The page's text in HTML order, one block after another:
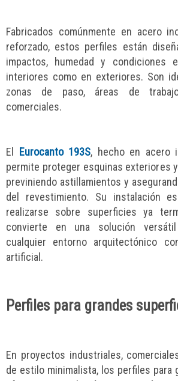
Fabricados comúnmente en acero
reforzado, estos perfiles están
impactos, humedad y condiciones
interiores como en exteriores. Son
zonas de paso, áreas de
comerciales.
El Eurocanto 193S, hecho en acero
permite proteger esquinas exteriores
previniendo astillamientos y
del revestimiento. Su instalación
realizarse sobre superficies ya
convierte en una solución
cualquier entorno arquitectónico
artificial.
Perfiles para grandes
En proyectos industriales,
de estilo minimalista, los perfiles para